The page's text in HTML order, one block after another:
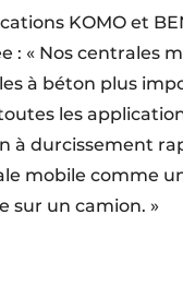
KOMO et
: « Nos centrales
à béton plus
les
à durcissement
mobile comme
sur un camion. »